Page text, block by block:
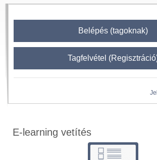
Belépés (tagoknak)
Tagfelvétel
E-learning vetítés